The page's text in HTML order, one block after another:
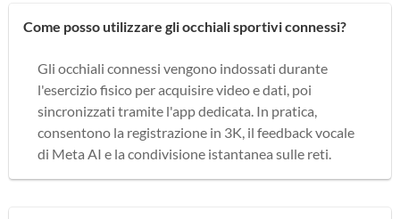
Come posso utilizzare gli occhiali sportivi connessi?
Gli occhiali connessi vengono indossati durante
l'esercizio fisico per acquisire video e dati, poi
sincronizzati tramite l'app dedicata. In pratica,
consentono la registrazione in 3K, il feedback vocale
di Meta AI e la condivisione istantanea sulle reti.